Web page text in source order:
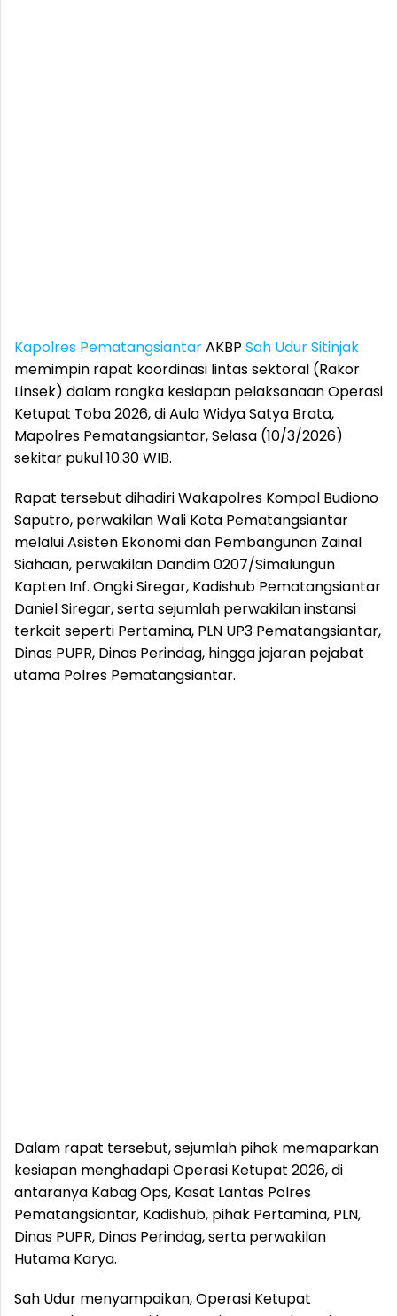
Kapolres PematangsiantarAKBP Sah Udur Sitinjak
memimpin rapat koordinasi lintas sektoral (Rakor
Linsek) dalam rangka kesiapan pelaksanaan Operasi
Ketupat Toba 2026, di Aula Widya Satya Brata,
Mapolres Pematangsiantar, Selasa (10/3/2026)
sekitar pukul 10.30 WIB.
Rapat tersebut dihadiri Wakapolres Kompol Budiono
Saputro, perwakilan Wali Kota Pematangsiantar
melalui Asisten Ekonomi dan Pembangunan Zainal
Siahaan, perwakilan Dandim 0207/Simalungun
Kapten Inf. Ongki Siregar, Kadishub Pematangsiantar
Daniel Siregar, serta sejumlah perwakilan instansi
terkait seperti Pertamina, PLN UP3 Pematangsiantar,
Dinas PUPR, Dinas Perindag, hingga jajaran pejabat
utama Polres Pematangsiantar.
Dalam rapat tersebut, sejumlah pihak memaparkan
kesiapan menghadapi Operasi Ketupat 2026, di
antaranya Kabag Ops, Kasat Lantas Polres
Pematangsiantar, Kadishub, pihak Pertamina, PLN,
Dinas PUPR, Dinas Perindag, serta perwakilan
Hutama Karya.
Sah Udur menyampaikan, Operasi Ketupat